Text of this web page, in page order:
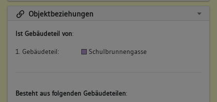
Objektbeziehungen
Ist Gebäudeteil von:
1. Gebäudeteil: Schulbrunnengasse
Besteht aus folgenden Gebäudeteilen: